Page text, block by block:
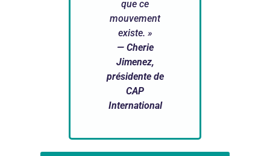
que ce
mouvement
existe. »
— Cherie
Jimenez,
présidente de
CAP
International